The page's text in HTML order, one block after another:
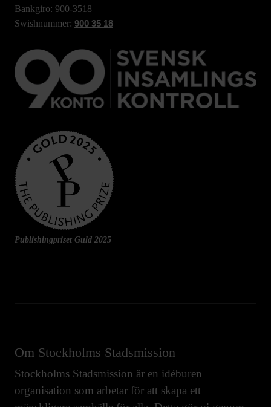
Bankgiro: 900-3518
Swishnummer: 900 35 18
Publishingpriset Guld 2025
Om Stockholms Stadsmission
Stockholms Stadsmission är en idéburen
organisation som arbetar för att skapa ett